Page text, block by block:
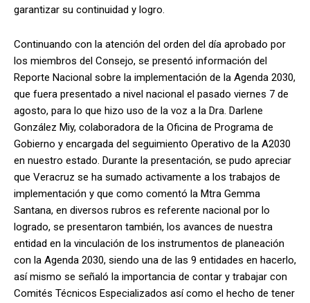
garantizar su continuidad y logro.
Continuando con la atención del orden del día aprobado por
los miembros del Consejo, se presentó información del
Reporte Nacional sobre la implementación de la Agenda 2030,
que fuera presentado a nivel nacional el pasado viernes 7 de
agosto, para lo que hizo uso de la voz a la Dra. Darlene
González Miy, colaboradora de la Oficina de Programa de
Gobierno y encargada del seguimiento Operativo de la A2030
en nuestro estado. Durante la presentación, se pudo apreciar
que Veracruz se ha sumado activamente a los trabajos de
implementación y que como comentó la Mtra Gemma
Santana, en diversos rubros es referente nacional por lo
logrado, se presentaron también, los avances de nuestra
entidad en la vinculación de los instrumentos de planeación
con la Agenda 2030, siendo una de las 9 entidades en hacerlo,
así mismo se señaló la importancia de contar y trabajar con
Comités Técnicos Especializados así como el hecho de tener